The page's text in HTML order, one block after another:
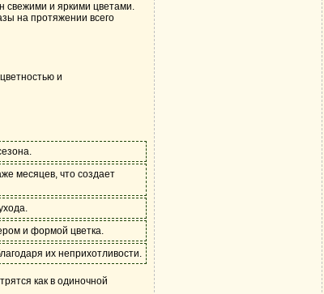
свежими и яркими цветами.
на протяжении всего
и
месяцев, что создает
и формой цветка.
их неприхотливости.
как в одиночной